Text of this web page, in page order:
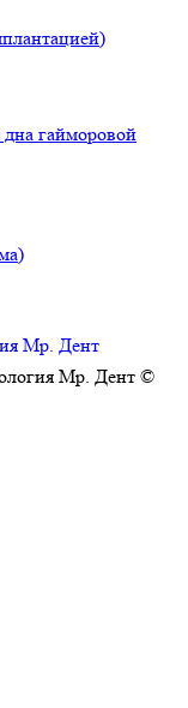
гайморовой
Мр. Дент ©